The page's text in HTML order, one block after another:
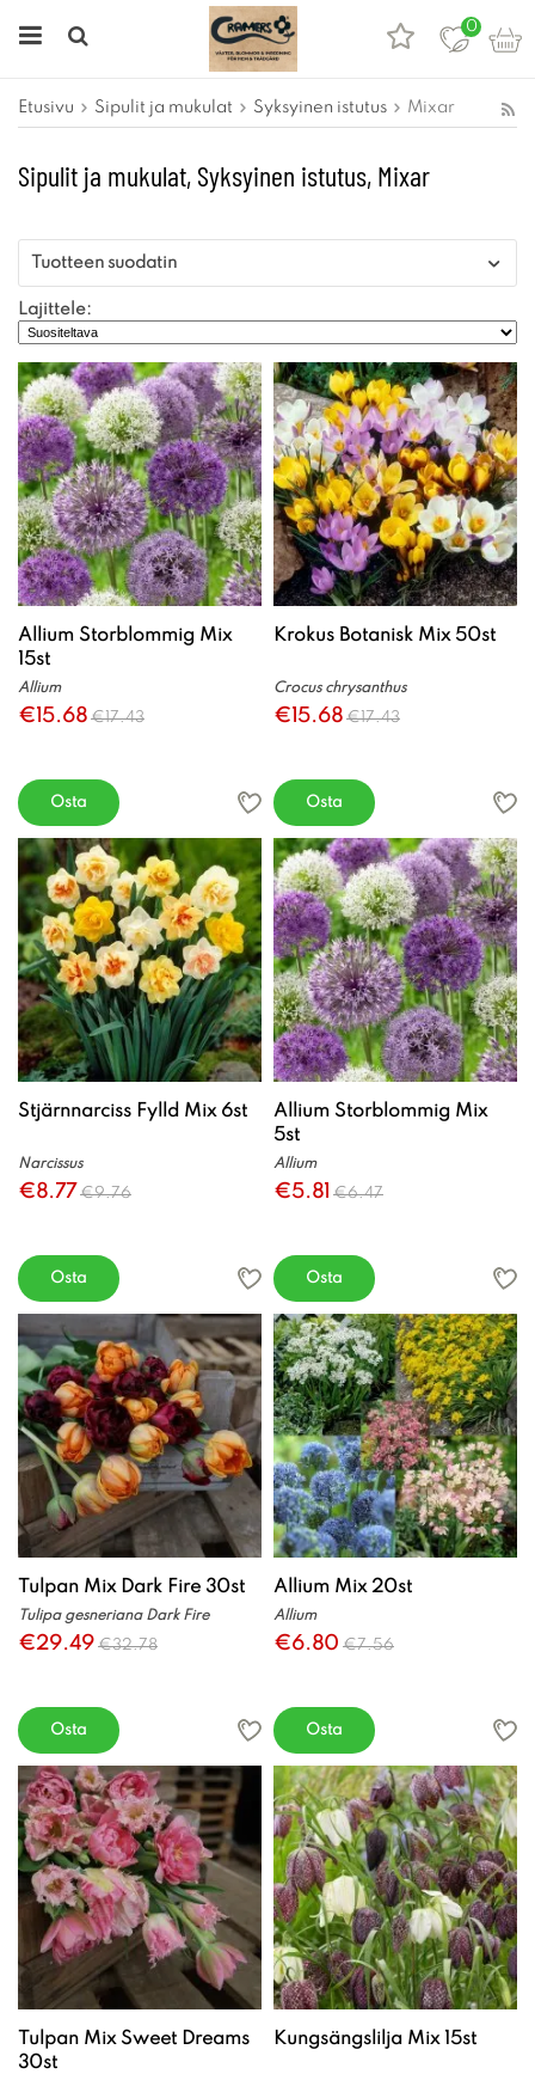
0
Etusivu Sipulit ja mukulat Syksyinen istutus Mixar
Sipulit ja mukulat, Syksyinen istutus, Mixar
Tuotteen suodatin
Lajittele:
Allium Storblommig Mix
15st
Allium
€15.68 €17.43
Osta
Krokus Botanisk Mix 50st
Crocus chrysanthus
€15.68 €17.43
Osta
Stjärnnarciss Fylld Mix 6st
Narcissus
€8.77 €9.76
Osta
Allium Storblommig Mix
5st
Allium
€5.81 €6.47
Osta
Tulpan Mix Dark Fire 30st
Tulipa gesneriana Dark Fire
€29.49 €32.78
Osta
Allium Mix 20st
Allium
€6.80 €7.56
Osta
Tulpan Mix Sweet Dreams
30st
Kungsängslilja Mix 15st